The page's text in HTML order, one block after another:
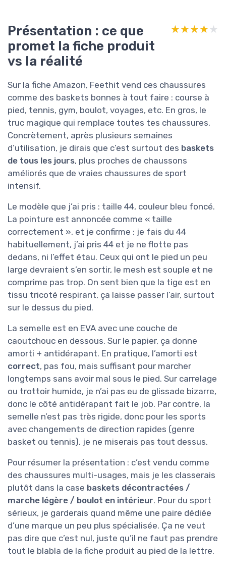
Présentation : ce que
promet la fiche produit
vs la réalité
★★★★★
★★★★★
Sur la fiche Amazon, Feethit vend ces chaussures
comme des baskets bonnes à tout faire : course à
pied, tennis, gym, boulot, voyages, etc. En gros, le
truc magique qui remplace toutes tes chaussures.
Concrètement, après plusieurs semaines
d’utilisation, je dirais que c’est surtout des baskets
de tous les jours, plus proches de chaussons
améliorés que de vraies chaussures de sport
intensif.
Le modèle que j’ai pris : taille 44, couleur bleu foncé.
La pointure est annoncée comme « taille
correctement », et je confirme : je fais du 44
habituellement, j’ai pris 44 et je ne flotte pas
dedans, ni l’effet étau. Ceux qui ont le pied un peu
large devraient s’en sortir, le mesh est souple et ne
comprime pas trop. On sent bien que la tige est en
tissu tricoté respirant, ça laisse passer l’air, surtout
sur le dessus du pied.
La semelle est en EVA avec une couche de
caoutchouc en dessous. Sur le papier, ça donne
amorti + antidérapant. En pratique, l’amorti est
correct, pas fou, mais suffisant pour marcher
longtemps sans avoir mal sous le pied. Sur carrelage
ou trottoir humide, je n’ai pas eu de glissade bizarre,
donc le côté antidérapant fait le job. Par contre, la
semelle n’est pas très rigide, donc pour les sports
avec changements de direction rapides (genre
basket ou tennis), je ne miserais pas tout dessus.
Pour résumer la présentation : c’est vendu comme
des chaussures multi-usages, mais je les classerais
plutôt dans la case baskets décontractées /
marche légère / boulot en intérieur. Pour du sport
sérieux, je garderais quand même une paire dédiée
d’une marque un peu plus spécialisée. Ça ne veut
pas dire que c’est nul, juste qu’il ne faut pas prendre
tout le blabla de la fiche produit au pied de la lettre.